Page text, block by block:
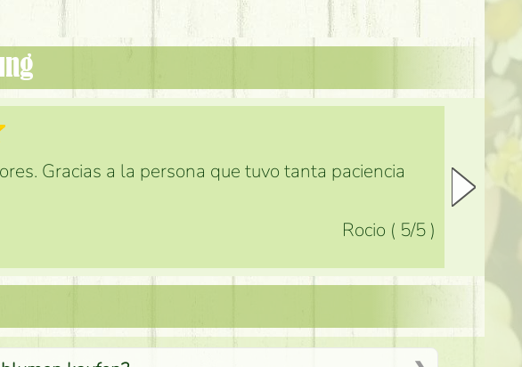
Gracias a la persona que tuvo tanta paciencia
Rocio ( 5/5 )